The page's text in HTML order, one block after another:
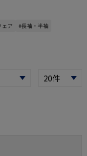
ェア
#長袖・半袖